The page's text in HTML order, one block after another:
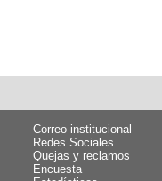
Correo institucional
Redes Sociales
Quejas y reclamos
Encuesta